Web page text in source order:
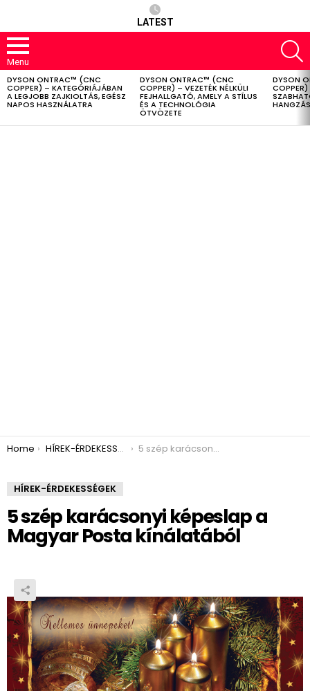
LATEST
Menu
LATEST
STORIES
DYSON ONTRAC™ (CNC
COPPER) – KATEGÓRIÁJÁBAN
A LEGJOBB ZAJKIOLTÁS, EGÉSZ
NAPOS HASZNÁLATRA
DYSON ONTRAC™ (CNC
COPPER) – VEZETÉK NÉLKÜLI
FEJHALLGATÓ, AMELY A STÍLUS
ÉS A TECHNOLÓGIA
ÖTVÖZETE
DYSON
COPPER)
You are here:
Home HÍREK-ÉRDEKESSÉGEK 5 szép karácsonyi képeslap a Magyar Posta kínálatából
HÍREK-ÉRDEKESSÉGEK
5 szép karácsonyi képeslap a
Magyar Posta kínálatából